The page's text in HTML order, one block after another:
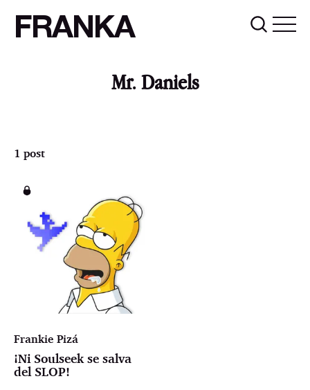
FRANKA
Mr. Daniels
1 post
Frankie Pizá
¡Ni Soulseek se salva
del SLOP!